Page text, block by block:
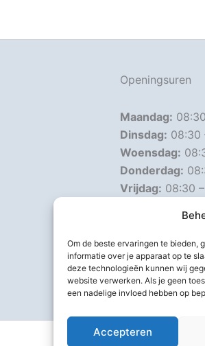
Om de beste ervaringen te bieden,
informatie over je apparaat op te
deze technologieën kunnen wij
website verwerken. Als je geen
een nadelige invloed hebben op
Accepteren
Openingsuren
Maandag:
Dinsdag: 08:30
Woensdag:
Donderdag:
Vrijdag: 08:30
Afwijkende